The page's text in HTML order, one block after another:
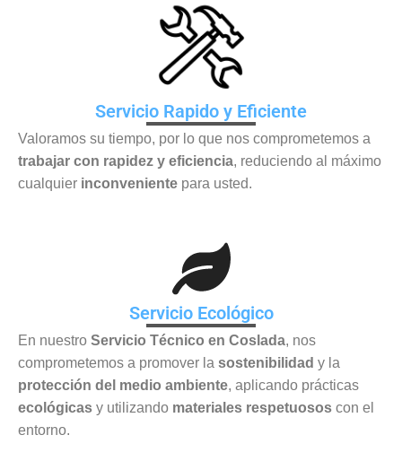
Servicio Rapido y Eficiente
Valoramos su tiempo, por lo que nos comprometemos a
trabajar con rapidez y eficiencia, reduciendo al máximo
cualquier inconveniente para usted.
Servicio Ecológico
En nuestro Servicio Técnico en Coslada, nos
comprometemos a promover la sostenibilidad y la
protección del medio ambiente, aplicando prácticas
ecológicas y utilizando materiales respetuosos con el
entorno.